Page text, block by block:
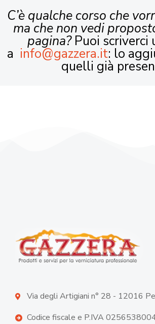
C’è qualche corso che
ma che non vedi
pagina?Puoi scriverci
a info@gazzera.it: lo
quelli già
Via degli Artigiani n° 28 - 12016
Codice fiscale e P.IVA